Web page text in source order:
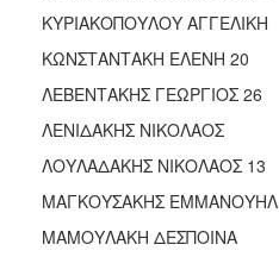
ΚΥΡΙΑΚΟΠΟΥΛΟΥ ΑΓΓΕΛΙΚΗ
ΚΩΝΣΤΑΝΤΑΚΗ ΕΛΕΝΗ 20
ΛΕΒΕΝΤΑΚΗΣ ΓΕΩΡΓΙΟΣ 26
ΛΕΝΙΔΑΚΗΣ ΝΙΚΟΛΑΟΣ
ΛΟΥΛΑΔΑΚΗΣ ΝΙΚΟΛΑΟΣ 13
ΜΑΓΚΟΥΣΑΚΗΣ ΕΜΜΑΝΟΥΗΛ
ΜΑΜΟΥΛΑΚΗ ΔΕΣΠΟΙΝΑ